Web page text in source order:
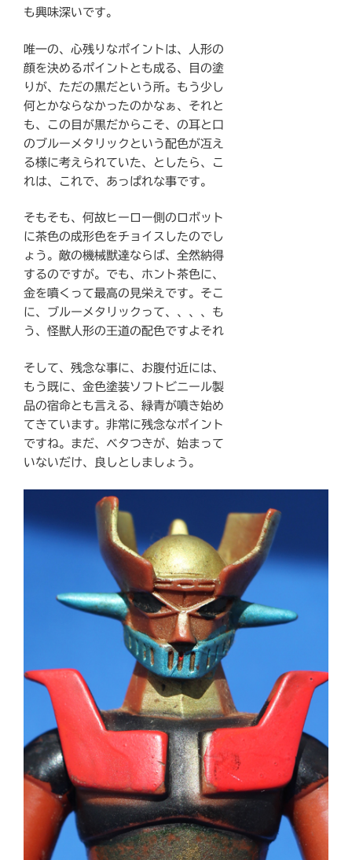
も興味深いです。
唯一の、心残りなポイントは、人形の
顔を決めるポイントとも成る、目の塗
りが、ただの黒だという所。もう少し
何とかならなかったのかなぁ、それと
も、この目が黒だからこそ、の耳と口
のブルーメタリックという配色が冱え
る様に考えられていた、としたら、こ
れは、これで、あっぱれな事です。
そもそも、何故ヒーロー側のロボット
に茶色の成形色をチョイスしたのでし
ょう。敵の機械獣達ならば、全然納得
するのですが。でも、ホント茶色に、
金を噴くって最高の見栄えです。そこ
に、ブルーメタリックって、、、、も
う、怪獣人形の王道の配色ですよそれ
そして、残念な事に、お腹付近には、
もう既に、金色塗装ソフトビニール製
品の宿命とも言える、緑青が噴き始め
てきています。非常に残念なポイント
ですね。まだ、ベタつきが、始まって
いないだけ、良しとしましょう。